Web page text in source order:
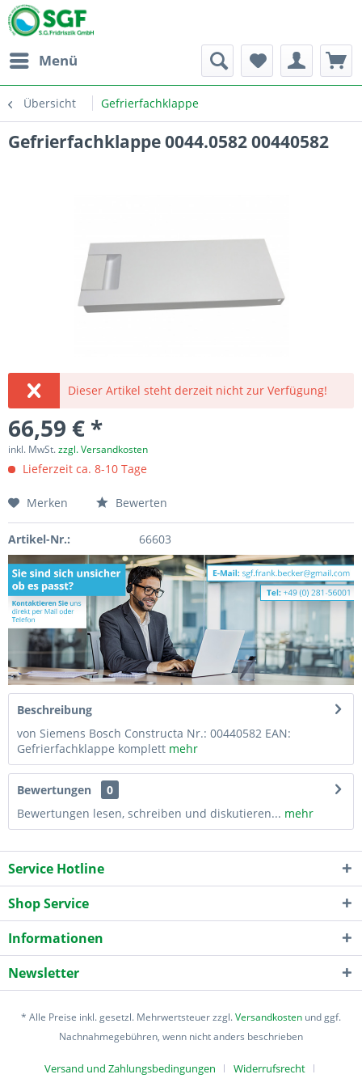
Menü
Übersicht Gefrierfachklappe
Gefrierfachklappe 0044.0582 00440582
Dieser Artikel steht derzeit nicht zur Verfügung!
66,59 € *
inkl. MwSt.zzgl. Versandkosten
Lieferzeit ca. 8-10 Tage
Merken Bewerten
Artikel-Nr.: 66603
Beschreibung
von Siemens Bosch Constructa Nr.: 00440582 EAN:
Gefrierfachklappe komplett mehr
Bewertungen
0
Bewertungen lesen, schreiben und diskutieren... mehr
Service Hotline
Shop Service
Informationen
Newsletter
* Alle Preise inkl. gesetzl. Mehrwertsteuer zzgl.Versandkosten und ggf.
Nachnahmegebühren, wenn nicht anders beschrieben
Versand und Zahlungsbedingungen Widerrufsrecht